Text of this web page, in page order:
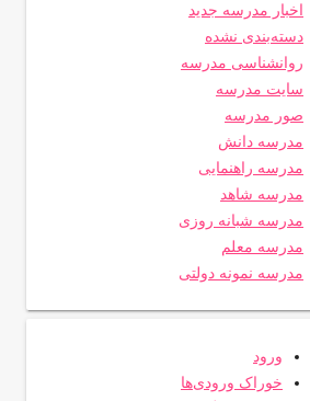
اخبار مدرسه جدید
دسته‌بندی نشده
روانشناسی مدرسه
سایت مدرسه
صور مدرسه
مدرسه دانش
مدرسه راهنمایی
مدرسه شاهد
مدرسه شبانه روزی
مدرسه معلم
مدرسه نمونه دولتی
ورود
خوراک ورودی‌ها